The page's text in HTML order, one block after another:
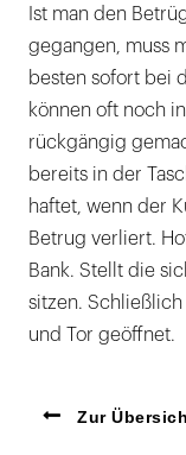
Ist man den
gegangen, muss
besten sofort bei
können oft noch
rückgängig
bereits in der
haftet, wenn der
Betrug verliert.
Bank. Stellt die
sitzen.
und Tor geöffnet.
Zur